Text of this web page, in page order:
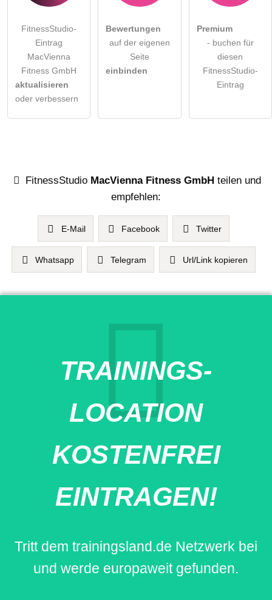
FitnessStudio-
Eintrag
MacVienna
Fitness GmbH
aktualisieren
oder verbessern
Bewertungen
auf der eigenen
Seite
einbinden
Premium
- buchen für
diesen
FitnessStudio-
Eintrag
FitnessStudio MacVienna Fitness GmbHteilen und
empfehlen:
E-Mail Facebook Twitter
Whatsapp Telegram Url/Link kopieren
TRAININGS-
LOCATION
KOSTENFREI
EINTRAGEN!
Tritt dem trainingsland.de Netzwerk bei
und werde europaweit gefunden.